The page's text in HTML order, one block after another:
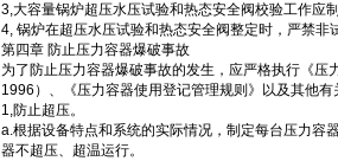
3,大容量锅炉超压水压试验和热态安全阀校验工作应
4, 锅炉在超压水压试验和热态安全阀整定时，严禁非
第四章 防止压力容器爆破事故
为了防止压力容器爆破事故的发生，应严格执行《
1996）、《压力容器使用登记管理规则》以及其他有
1,防止超压。
a.根据设备特点和系统的实际情况，制定每台压力容
器不超压、超温运行。